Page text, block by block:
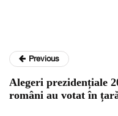
Previous
Alegeri prezidențiale
români au votat în